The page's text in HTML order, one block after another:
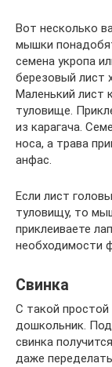
Вот несколько
мышки
семена укропа
березовый лист
Маленький лист
туловище.
из карагача.
носа, а трава
анфас.
Если лист
туловищу, то
приклеиваете
необходимости
Свинка
С такой
дошкольник.
свинка
даже